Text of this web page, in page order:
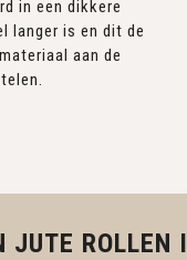
in een dikkere
langer is en dit de
aan de
ROLLEN